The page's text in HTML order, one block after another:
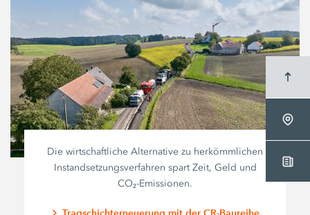
Die wirtschaftliche Alternative zu herkömmlichen
Instandsetzungsverfahren spart Zeit, Geld und
CO₂-Emissionen.